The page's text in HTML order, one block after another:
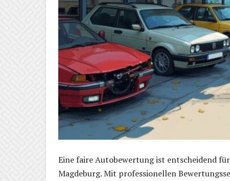
Eine faire Autobewertung ist entscheidend
Magdeburg. Mit professionellen